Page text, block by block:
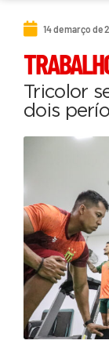
14 de março de
Tricolor
dois